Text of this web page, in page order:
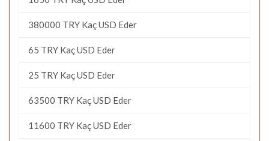
380000 TRY Kaç USD Eder
65 TRY Kaç USD Eder
25 TRY Kaç USD Eder
63500 TRY Kaç USD Eder
11600 TRY Kaç USD Eder